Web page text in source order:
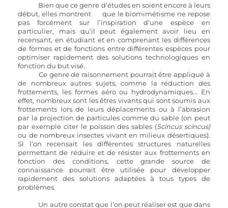
Bien que ce genre d’études en soient encore à leurs
début, elles montrent	 que le biomimétisme ne repose
pas forcément sur l’inspiration d’une espèce en
particulier, mais qu’il peut également avoir lieu en
recensant, en étudiant et en comprenant les différences
de formes et de fonctions entre différentes espèces pour
optimiser rapidement des solutions technologiques en
fonction du but visé.
de nombreux autres sujets, comme la réduction des
frottements, les formes aéro ou hydrodynamiques... En
effet, nombreux sont les êtres vivants qui sont soumis aux
frottements lors de leurs déplacements ou à l’abrasion
par la projection de particules comme du sable (on peut
par exemple citer le poisson des sables (
Scincus scincus)
ou de nombreux insectes vivant en milieux désertiques).
Si l’on recensait les différentes structures naturelles
permettant de réduire et de résister aux frottements en
fonction des conditions, cette grande source de
connaissance pourrait être utilisée pour développer
rapidement des solutions adaptées à tous types de
problèmes.